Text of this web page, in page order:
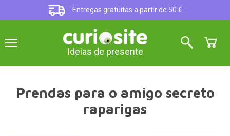
Entregas gratuitas a partir de 50 €
Ideias de presente
Prendas para o amigo secreto
raparigas